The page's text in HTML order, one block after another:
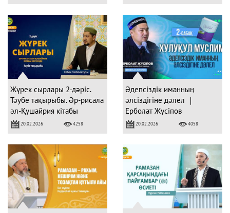
Жүрек сырлары 2-дәріс.
Тәубе тақырыбы. Әр-рисала
әл-Қушайрия кітабы
негізінде
20.02.2026 4258
Әдепсіздік иманның
әлсіздігіне дәлел ｜
Ерболат Жүсіпов
20.02.2026 4058